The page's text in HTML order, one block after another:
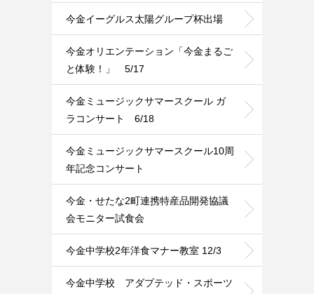
今金イーグルス太陽グループ杯出場
今金オリエンテーション「今金まるご
と体験！」 5/17
今金ミュージックサマースクール ガ
ラコンサート 6/18
今金ミュージックサマースクール10周
年記念コンサート
今金・せたな2町連携特産品開発協議
会モニター試食会
今金中学校2年洋食マナー教室 12/3
今金中学校 アダプテッド・スポーツ